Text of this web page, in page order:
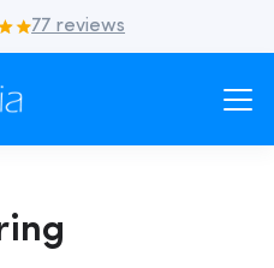
77 reviews